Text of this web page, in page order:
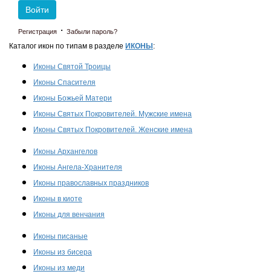
Войти
Регистрация · Забыли пароль?
Каталог икон по типам в разделе ИКОНЫ :
Иконы Святой Троицы
Иконы Спасителя
Иконы Божьей Матери
Иконы Святых Покровителей. Мужские имена
Иконы Святых Покровителей. Женские имена
Иконы Архангелов
Иконы Ангела-Хранителя
Иконы православных праздников
Иконы в киоте
Иконы для венчания
Иконы писаные
Иконы из бисера
Иконы из меди